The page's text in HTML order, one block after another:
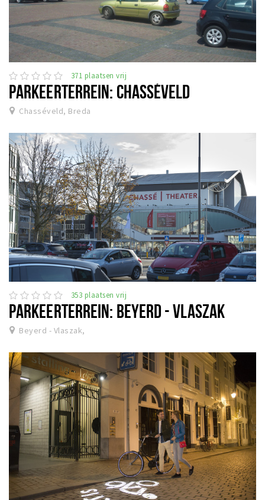
371 plaatsen vrij
PARKEERTERREIN: CHASSÉVELD
Chasséveld, Breda
353 plaatsen vrij
PARKEERTERREIN: BEYERD - VLASZAK
Beyerd - Vlaszak,